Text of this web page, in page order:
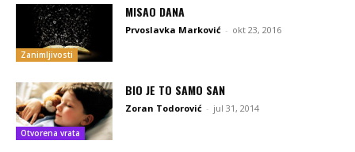
Zanimljivosti
MISAO DANA
Prvoslavka Marković - okt 23, 2016
Otvorena vrata
BIO JE TO SAMO SAN
Zoran Todorović - jul 31, 2014